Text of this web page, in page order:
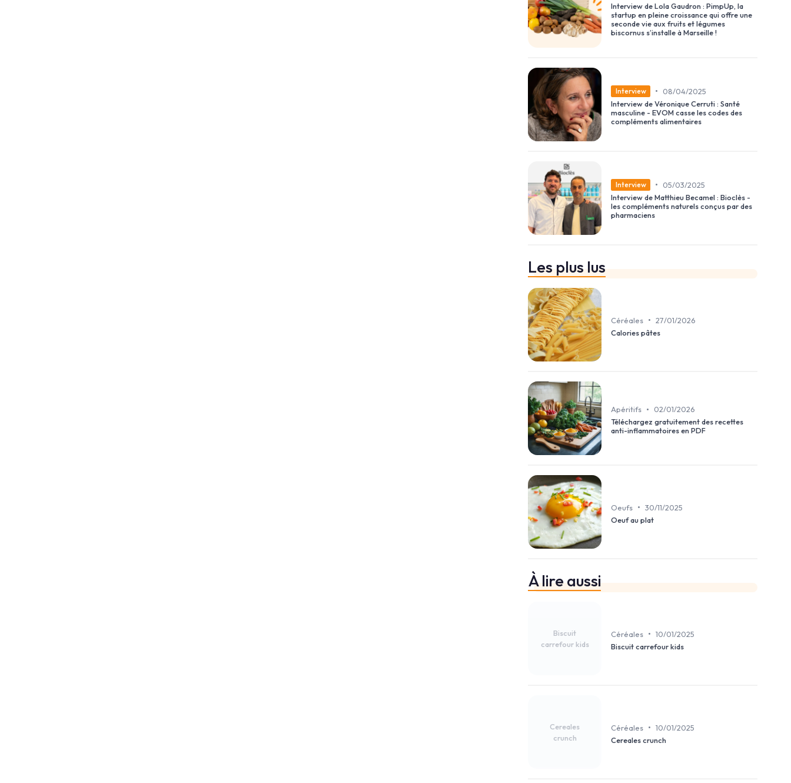
Interview de Lola Gaudron : PimpUp, la
startup en pleine croissance qui offre une
seconde vie aux fruits et légumes
biscornus s’installe à Marseille !
Interview •
08/04/2025
Interview de Véronique Cerruti : Santé
masculine - EVOM casse les codes des
compléments alimentaires
Interview •
05/03/2025
Interview de Matthieu Becamel : Bioclès -
les compléments naturels conçus par des
pharmaciens
Les plus lus
Céréales • 27/01/2026
Calories pâtes
Apéritifs •
02/01/2026
Téléchargez gratuitement des recettes
anti-inflammatoires en PDF
Oeufs • 30/11/2025
Oeuf au plat
À lire aussi
Biscuit
carrefour kids
Céréales • 10/01/2025
Biscuit carrefour kids
Cereales
crunch
Céréales • 10/01/2025
Cereales crunch